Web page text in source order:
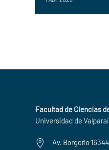
Facultad de Ciencias
Universidad de
Av. Borgoño